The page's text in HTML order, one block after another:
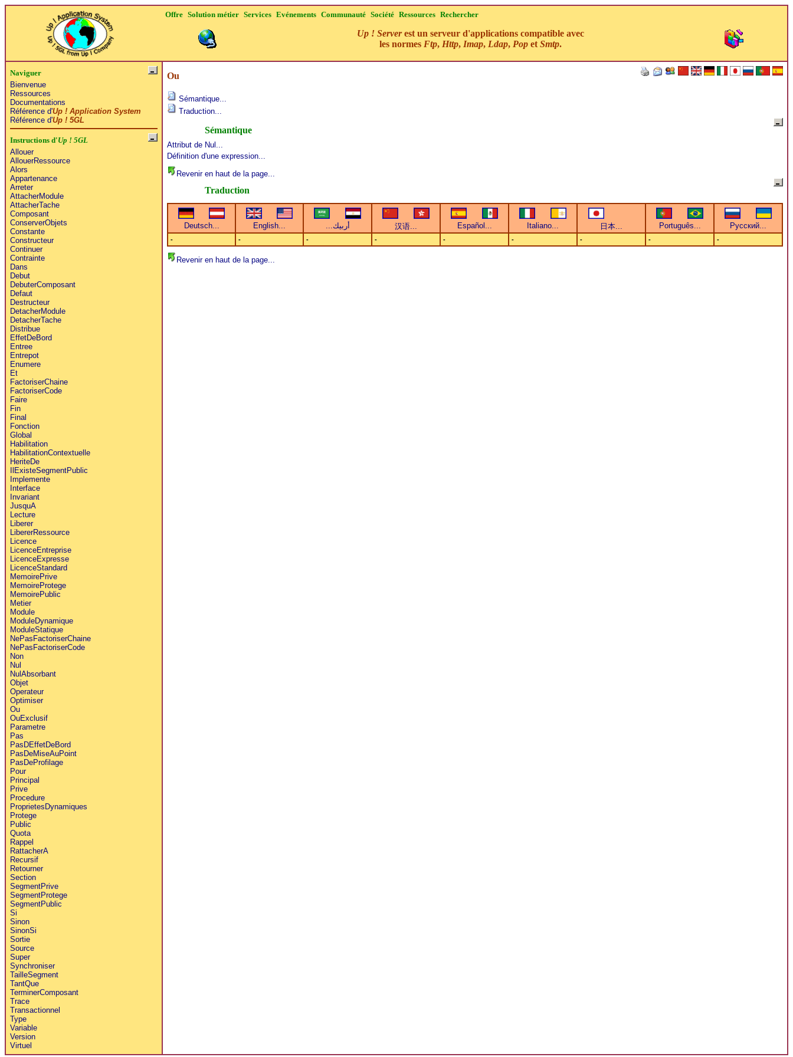
Offre Solution métier Services Evénements Communauté Société Ressources Rechercher
Up ! Serverest un serveur d'applications compatible avec
les normes Ftp, Http, Imap, Ldap, Pop et Smtp.
Naviguer
Bienvenue
Ressources
Documentations
Référence d'Up ! Application System
Référence d'Up ! 5GL
Instructions d'Up ! 5GL
Allouer
AllouerRessource
Alors
Appartenance
Arreter
AttacherModule
AttacherTache
Composant
ConserverObjets
Constante
Constructeur
Continuer
Contrainte
Dans
Debut
DebuterComposant
Defaut
Destructeur
DetacherModule
DetacherTache
Distribue
EffetDeBord
Entree
Entrepot
Enumere
Et
FactoriserChaine
FactoriserCode
Faire
Fin
Final
Fonction
Global
Habilitation
HabilitationContextuelle
HeriteDe
IlExisteSegmentPublic
Implemente
Interface
Invariant
JusquA
Lecture
Liberer
LibererRessource
Licence
LicenceEntreprise
LicenceExpresse
LicenceStandard
MemoirePrive
MemoireProtege
MemoirePublic
Metier
Module
ModuleDynamique
ModuleStatique
NePasFactoriserChaine
NePasFactoriserCode
Non
Nul
NulAbsorbant
Objet
Operateur
Optimiser
Ou
OuExclusif
Parametre
Pas
PasDEffetDeBord
PasDeMiseAuPoint
PasDeProfilage
Pour
Principal
Prive
Procedure
ProprietesDynamiques
Protege
Public
Quota
Rappel
RattacherA
Recursif
Retourner
Section
SegmentPrive
SegmentProtege
SegmentPublic
Si
Sinon
SinonSi
Sortie
Source
Super
Synchroniser
TailleSegment
TantQue
TerminerComposant
Trace
Transactionnel
Type
Variable
Version
Virtuel
Ou
Sémantique...
Traduction...
Sémantique
Attribut de Nul...
Définition d'une expression...
Revenir en haut de la page...
Traduction
- - - - - - - - -
Revenir en haut de la page...